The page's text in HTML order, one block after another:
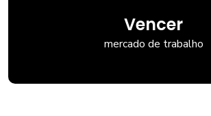
Vencer
mercado de trabalho